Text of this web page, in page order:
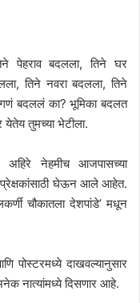
पेहराव बदलला, तिने घर
तिने नवरा बदलला, तिने
बदललं का? भूमिका बदलत
येतेय तुमच्या भेटीला.
अहिरे नेहमीच आजपासच्या
प्रेक्षकांसाठी घेऊन आले आहेत.
चौकातला देशपांडे’ मधून
पोस्टरमध्ये दाखवल्यानुसार
नात्यांमध्ये दिसणार आहे.